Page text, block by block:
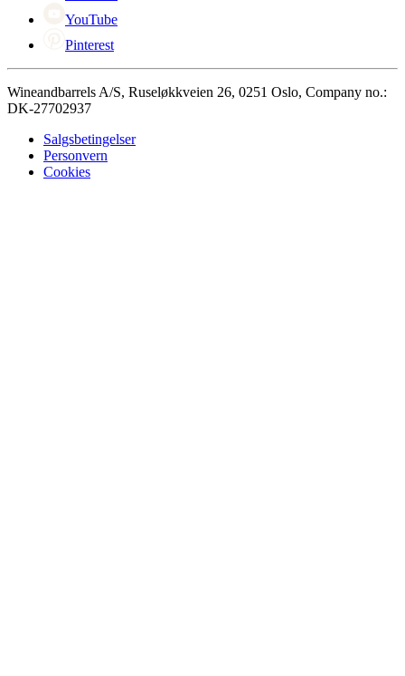
YouTube
Pinterest
Wineandbarrels A/S, Ruseløkkveien 26, 0251 Oslo, Company no.:
DK-27702937
Salgsbetingelser
Personvern
Cookies